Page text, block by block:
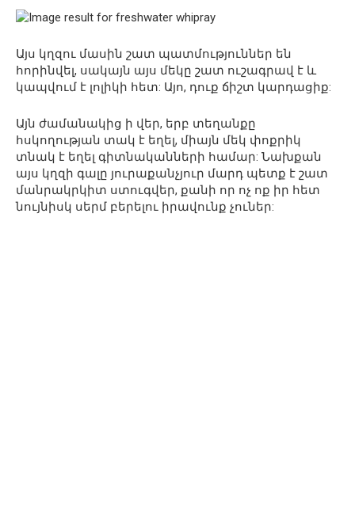
Այս կղզու մասին շատ պատմություններ են
հորինվել, սակայն այս մեկը շատ ուշագրավ է և
կապվում է լոլիկի հետ: Այո, դուք ճիշտ կարդացիք:
Այն ժամանակից ի վեր, երբ տեղանքը
հսկողության տակ է եղել, միայն մեկ փոքրիկ
տնակ է եղել գիտնականների համար: Նախքան
այս կղզի գալը յուրաքանչյուր մարդ պետք է շատ
մանրակրկիտ ստուգվեր, քանի որ ոչ ոք իր հետ
նույնիսկ սերմ բերելու իրավունք չուներ: